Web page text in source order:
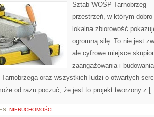
Sztab WOŚP Tarnobrzeg
przestrzeń, w którym
lokalna zbiorowość
ogromną siłę. To nie jest
ale cyfrowe miejsce
zaangażowania i
oraz wszystkich ludzi o otwartych
od razu poczuć, że jest to projekt tworzony z
NIERUCHOMOŚCI